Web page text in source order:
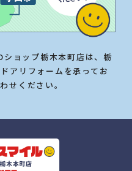
ョップ栃木本町店は、栃
アリフォームを承ってお
せください。